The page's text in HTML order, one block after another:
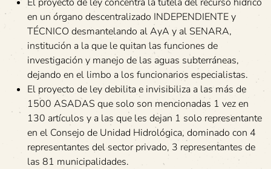
en un órgano descentralizado INDEPENDIENTE y
TÉCNICO desmantelando al AyA y al SENARA,
institución a la que le quitan las funciones de
investigación y manejo de las aguas subterráneas,
dejando en el limbo a los funcionarios especialistas.
El proyecto de ley debilita e invisibiliza a las más de
1500 ASADAS que solo son mencionadas 1 vez en
130 artículos y a las que les dejan 1 solo representante
en el Consejo de Unidad Hidrológica, dominado con 4
representantes del sector privado, 3 representantes de
las 81 municipalidades.